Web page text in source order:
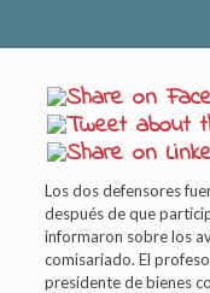
Los dos defensores
después de que
informaron sobre los
comisariado. El
presidente de bienes